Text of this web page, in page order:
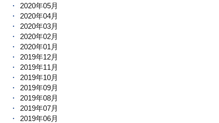
2020年05月
2020年04月
2020年03月
2020年02月
2020年01月
2019年12月
2019年11月
2019年10月
2019年09月
2019年08月
2019年07月
2019年06月